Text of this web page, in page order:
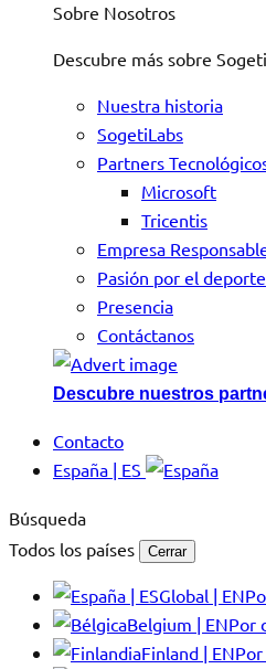
Sobre Nosotros
Descubre más sobre
Nuestra historia
SogetiLabs
Partners
Microsoft
Tricentis
Empresa
Pasión por el deporte
Presencia
Contáctanos
Descubre nuestros
Contacto
España | ES
Búsqueda
Todos los países
Cerrar
Global | EN
Belgium | ENPor
Finland | EN